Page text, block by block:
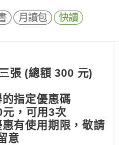
月讀包 快讀
張 (總額 300 元)
指定優惠碼
，可用3次
有使用期限，敬請
意